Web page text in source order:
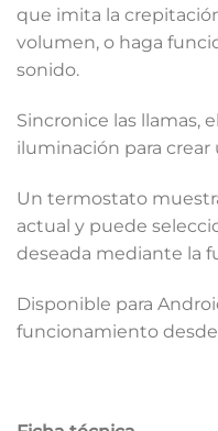
que imita la
volumen, o haga
sonido.
Sincronice las llamas,
iluminación para
Un termostato
actual y puede
deseada mediante la
Disponible para
funcionamiento